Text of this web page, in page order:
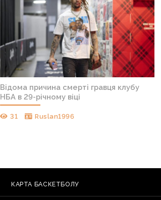
Відома причина смерті гравця клубу
НБА в 29-річному віці
31 Ruslan1996
КАРТА БАСКЕТБОЛУ